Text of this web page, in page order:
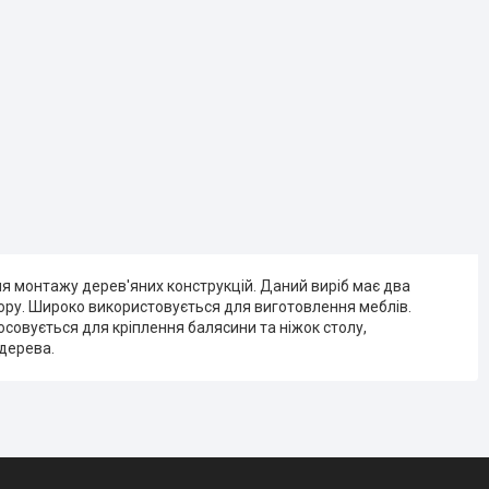
монтажу дерев'яних конструкцій. Даний виріб має два
Широко використовується для виготовлення меблів.
для кріплення балясини та ніжок столу,